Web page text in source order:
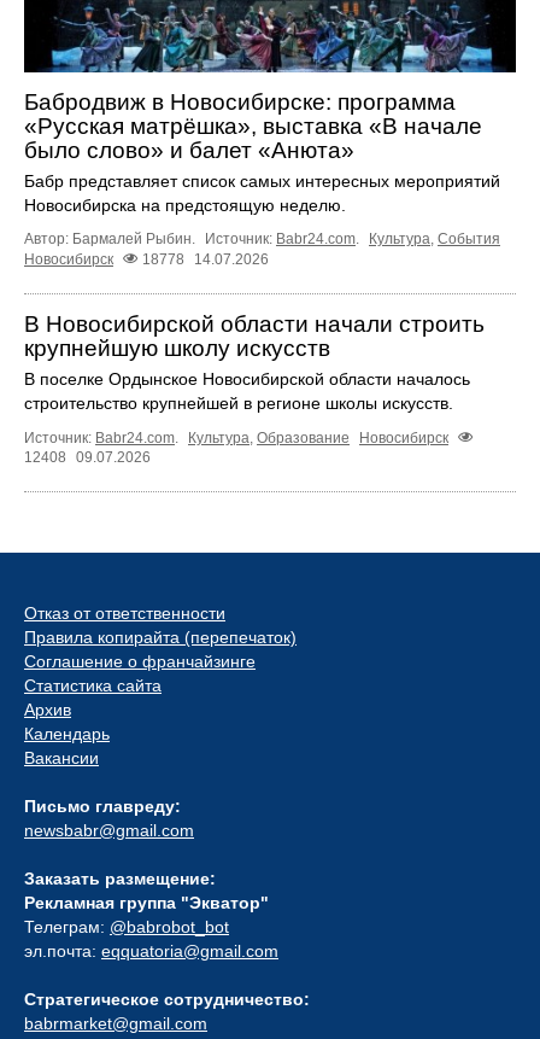
Бабродвиж в Новосибирске: программа
«Русская матрёшка», выставка «В начале
было слово» и балет «Анюта»
Бабр представляет список самых интересных мероприятий
Новосибирска на предстоящую неделю.
Автор: Бармалей Рыбин. Источник: Babr24.com. Культура, События
Новосибирск
18778 14.07.2026
В Новосибирской области начали строить
крупнейшую школу искусств
В поселке Ордынское Новосибирской области началось
строительство крупнейшей в регионе школы искусств.
Источник: Babr24.com. Культура, Образование
Новосибирск
12408
09.07.2026
Отказ от ответственности
Правила копирайта (перепечаток)
Соглашение о франчайзинге
Статистика сайта
Архив
Календарь
Вакансии
Письмо главреду:
newsbabr@gmail.com
Заказать размещение:
Рекламная группа "Экватор"
Телеграм: @babrobot_bot
эл.почта: eqquatoria@gmail.com
Стратегическое сотрудничество:
babrmarket@gmail.com